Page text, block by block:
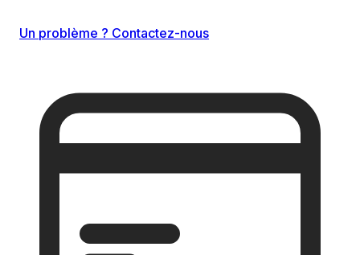
Un problème ? Contactez-nous